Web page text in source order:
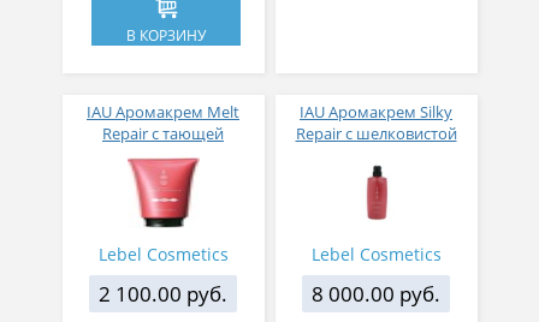
В КОРЗИНУ
IAU Аромакрем Melt
Repair с тающей
текстурой для
увлажнения волос 200
мл
Lebel Cosmetics
2 100.00 руб.
IAU Аромакрем Silky
Repair с шелковистой
укрепления волос 600
мл
Lebel Cosmetics
8 000.00 руб.